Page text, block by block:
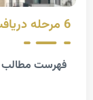
مطالب